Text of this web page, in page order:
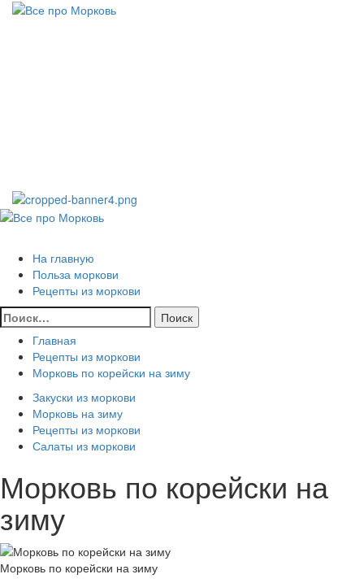
Перейти
Основное
На главную
Польза моркови
Рецепты из моркови
Найти:
Главная
Рецепты из моркови
Морковь по корейски на зиму
Закуски из моркови
Морковь на зиму
Рецепты из моркови
Салаты из моркови
Морковь по корейски на
зиму
Морковь по корейски на зиму